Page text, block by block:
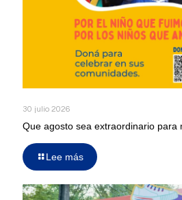
30 julio 2026
Que agosto sea extraordinario para
Lee más